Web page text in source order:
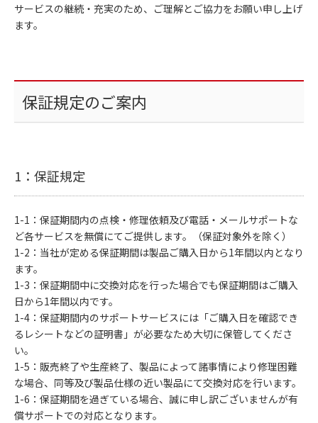
サービスの継続・充実のため、ご理解とご協力をお願い申し上げ
ます。
保証規定のご案内
1：保証規定
1-1：保証期間内の点検・修理依頼及び電話・メールサポートな
ど各サービスを無償にてご提供します。（保証対象外を除く）
1-2：当社が定める保証期間は製品ご購入日から1年間以内となり
ます。
1-3：保証期間中に交換対応を行った場合でも保証期間はご購入
日から1年間以内です。
1-4：保証期間内のサポートサービスには「ご購入日を確認でき
るレシートなどの証明書」が必要なため大切に保管してくださ
い。
1-5：販売終了や生産終了、製品によって諸事情により修理困難
な場合、同等及び製品仕様の近い製品にて交換対応を行います。
1-6：保証期間を過ぎている場合、誠に申し訳ございませんが有
償サポートでの対応となります。